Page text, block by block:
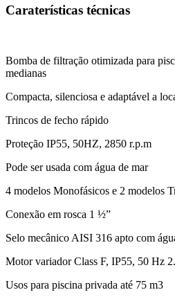
Caraterísticas técnicas
Bomba de filtração otimizada para
medianas
Compacta, silenciosa e adaptável a
Trincos de fecho rápido
Proteção IP55, 50HZ, 2850 r.p.m
Pode ser usada com água de mar
4 modelos Monofásicos e 2 modelos
Conexão em rosca 1 ½”
Selo mecânico AISI 316 apto com
Motor variador Class F, IP55, 50 Hz
Usos para piscina privada até 75 m3